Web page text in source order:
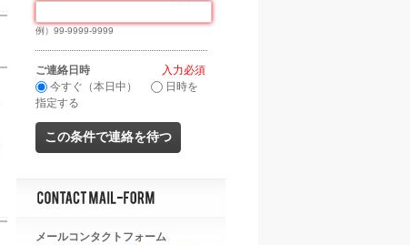
例）99-9999-9999
ご連絡日時
今すぐ（本日中）
日時を
指定する
メールコンタクトフォーム